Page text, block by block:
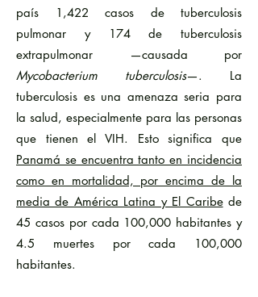
país 1,422 casos de tuberculosis
pulmonar y 174 de tuberculosis
extrapulmonar —causada por
Mycobacterium tuberculosis—. La
tuberculosis es una amenaza seria para
la salud, especialmente para las personas
que tienen el VIH. Esto significa que
Panamá se encuentra tanto en incidencia
como en mortalidad, por encima de la
media de América Latina y El Caribede
45 casos por cada 100,000 habitantes y
4.5 muertes por cada 100,000
habitantes.